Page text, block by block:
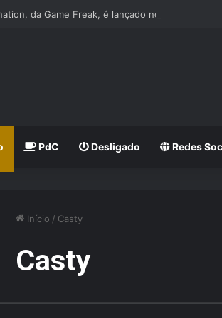
PdC Desligado Redes
Início / Casty
Casty